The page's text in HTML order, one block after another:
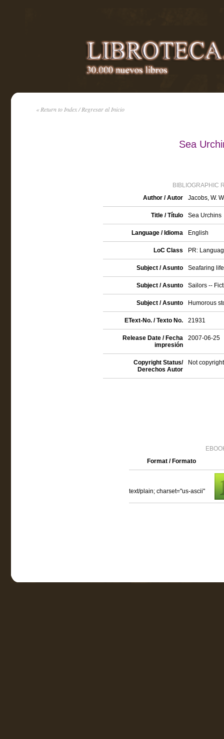
« Return to Index / Regresar al Inicio
Sea
BIBLIOGRAPHIC
Author / Autor
Jacobs, W.
Title / Título Sea Urchins
Language / Idioma English
LoC Class PR:
Subject / Asunto Seafaring
Subject / Asunto Sailors --
Subject / Asunto Humorous
EText-No. / Texto No. 21931
Release Date / Fecha
impresión
2007-06-25
Copyright Status/
Derechos Autor
Not
Format / Formato
text/plain; charset="us-ascii"